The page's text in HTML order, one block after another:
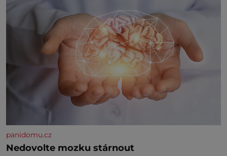
panidomu.cz
Nedovolte mozku stárnout